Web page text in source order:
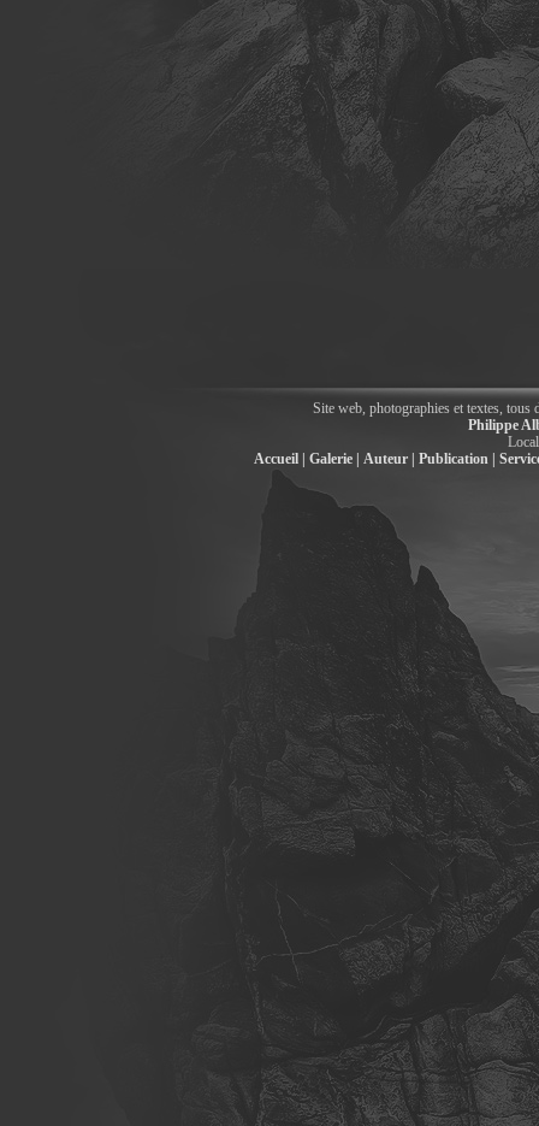
Site web, photographies et textes, tous
Philippe
Accueil |
Galerie | Auteur | Publication |